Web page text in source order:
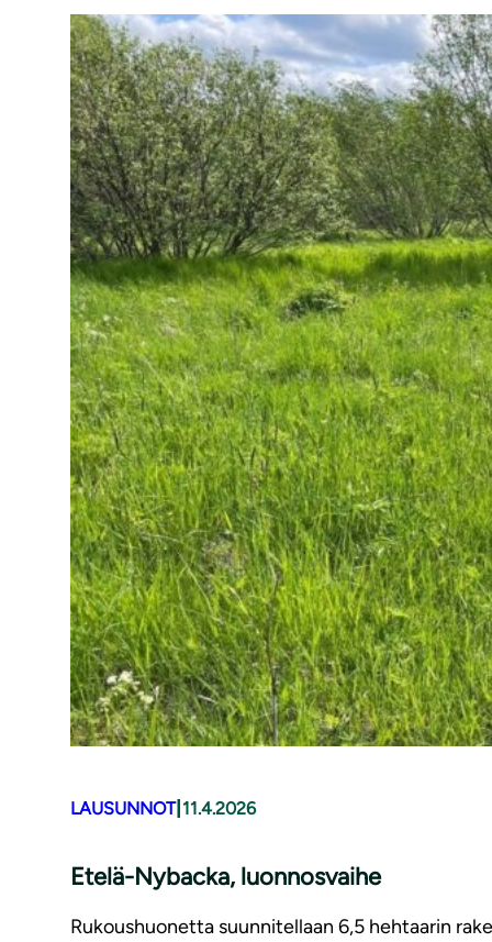
LAUSUNNOT| 11.4.2026
Etelä-Nybacka, luonnosvaihe
Rukoushuonetta suunnitellaan 6,5 hehtaarin